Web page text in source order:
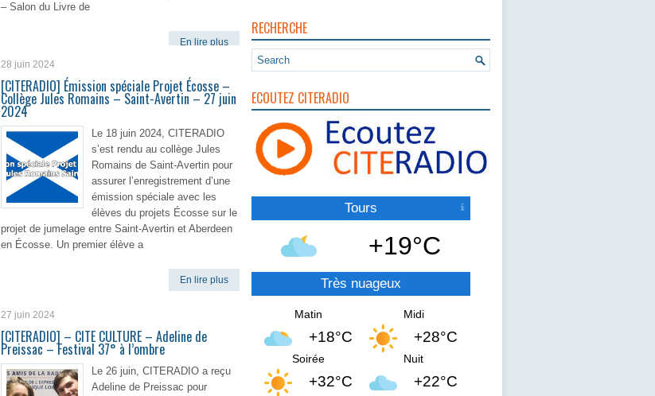
– Salon du Livre de
En lire plus
28 juin 2024
[CITERADIO] Émission spéciale Projet Écosse –
Collège Jules Romains – Saint-Avertin – 27 juin
2024
Le 18 juin 2024, CITERADIO
s’est rendu au collège Jules
Romains de Saint-Avertin pour
assurer l’enregistrement d’une
émission spéciale avec les
élèves du projets Écosse sur le
projet de jumelage entre Saint-Avertin et Aberdeen
en Écosse. Un premier élève a
En lire plus
27 juin 2024
[CITERADIO] – CITE CULTURE – Adeline de
Preissac – Festival 37° à l’ombre
Le 26 juin, CITERADIO a reçu
Adeline de Preissac pour
RECHERCHE
ECOUTEZ CITERADIO
Tours
+19°C
Très nuageux
Matin
+18°C
Midi
+28°C
Soirée
+32°C
Nuit
+22°C